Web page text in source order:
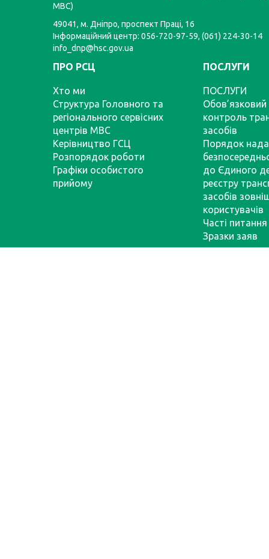
МВС)
49041, м. Дніпро, проспект Праці, 16
Інформаційний центр: 056-720-97-59, (061) 224-30-14
info_dnp@hsc.gov.ua
ПРО РСЦ
Хто ми
Структура Головного та
регіонального сервісних
центрів МВС
Керівництво ГСЦ
Розпорядок роботи
Графіки особистого
прийому
ПОСЛУГИ
ПОСЛУГИ
Обов’язковий
контроль
засобів
Порядок
до Єдиного
реєстру
засобів
користувачів
Часті питання
Зразки заяв